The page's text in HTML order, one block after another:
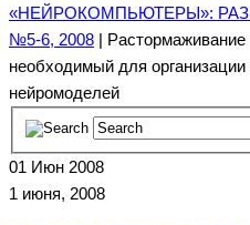
«НЕЙРОКОМПЬЮТЕРЫ»:
№5-6, 2008 | Растормаживание
необходимый для организации
нейромоделей
01 Июн 2008
1 июня, 2008